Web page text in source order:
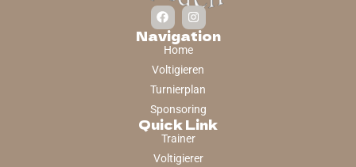
Navigation
Home
Voltigieren
Turnierplan
Sponsoring
Quick Link
Trainer
Voltigierer